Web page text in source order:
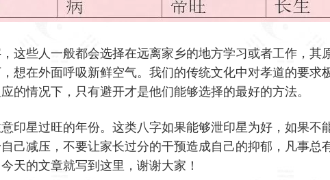
这些人一般都会选择在远离家乡的地方学习或者工作，其
想在外面呼吸新鲜空气。我们的传统文化中对孝道的要求
的情况下，只有避开才是他们能够选择的最好的方法。
印星过旺的年份。这类八字如果能够泄印星为好，如果不
己减压，不要让家长过分的干预造成自己的抑郁，凡事总
天的文章就写到这里，谢谢大家！